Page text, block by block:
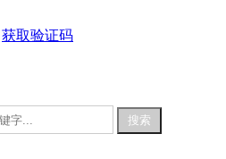
获取验证码